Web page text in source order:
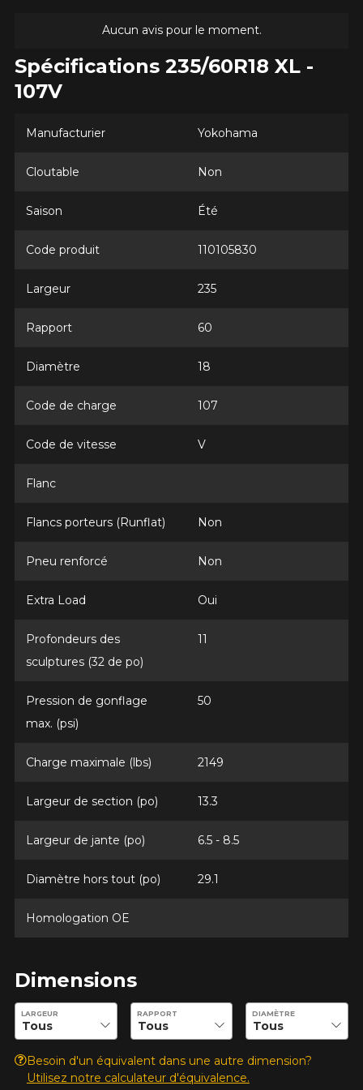
Aucun avis pour le moment.
Spécifications 235/60R18 XL -
107V
Manufacturier Yokohama
Cloutable Non
Saison Été
Code produit 110105830
Largeur 235
Rapport 60
Diamètre 18
Code de charge 107
Code de vitesse V
Flanc
Flancs porteurs (Runflat) Non
Pneu renforcé Non
Extra Load Oui
Profondeurs des
sculptures (32 de po)
11
Pression de gonflage
max. (psi)
50
Charge maximale (lbs) 2149
Largeur de section (po) 13.3
Largeur de jante (po) 6.5 - 8.5
Diamètre hors tout (po) 29.1
Homologation OE
Dimensions
Entrez les dimensions souhaitées pour vérifier la disponibilité
LARGEUR RAPPORT DIAMÈTRE
Besoin d'un équivalent dans une autre dimension?
Utilisez notre calculateur d'équivalence.
AJOUTER UN AVIS
Votre avis concernant le
GEOLANDAR CV G058
Nom
Courriel
Année
Modèle
Condition de route
Votre avis
VOICI LES DIMENSIONS POUR VOTRE VÉHICULE
Que magasinez-vous?
Malheureusement, aucun résultat ne
convenant parfaitement à votre